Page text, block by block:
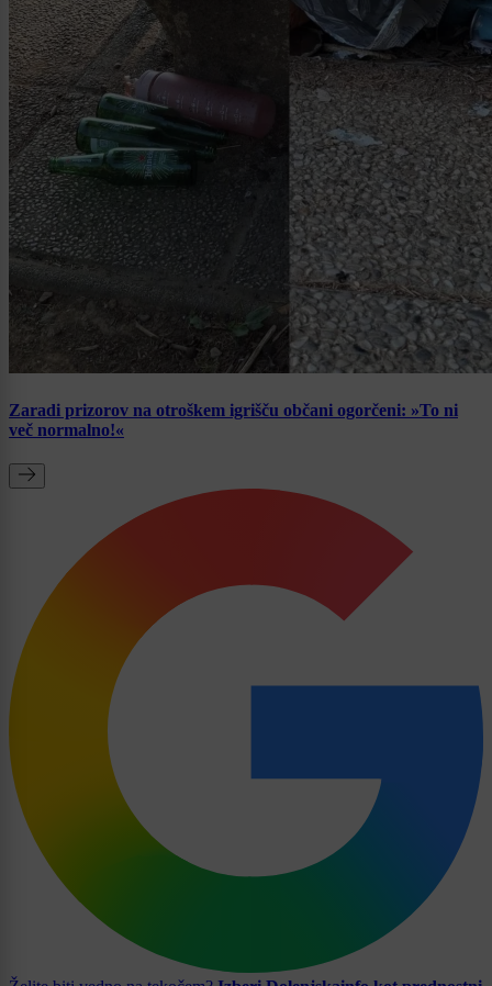
Zaradi prizorov na otroškem igrišču občani ogorčeni: »To ni
več normalno!«